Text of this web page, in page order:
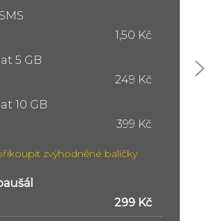
1,50 Kč
5 GB
249 Kč
10 GB
399 Kč
zvýhodněné balíčky
299 Kč